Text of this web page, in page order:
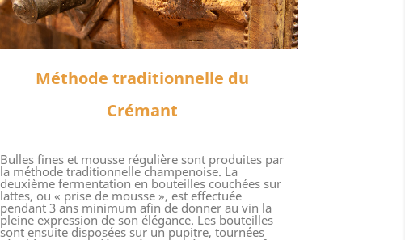
Méthode traditionnelle du
Crémant
Bulles fines et mousse régulière sont produites par
la méthode traditionnelle champenoise. La
deuxième fermentation en bouteilles couchées sur
lattes, ou « prise de mousse », est effectuée
pendant 3 ans minimum afin de donner au vin la
pleine expression de son élégance. Les bouteilles
sont ensuite disposées sur un pupitre, tournées